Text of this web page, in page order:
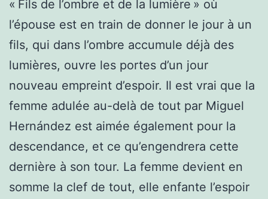
« Fils de l’ombre et de la lumière » où
l’épouse est en train de donner le jour à un
fils, qui dans l’ombre accumule déjà des
lumières, ouvre les portes d’un jour
nouveau empreint d’espoir. Il est vrai que la
femme adulée au-delà de tout par Miguel
Hernández est aimée également pour la
descendance, et ce qu’engendrera cette
dernière à son tour. La femme devient en
somme la clef de tout, elle enfante l’espoir